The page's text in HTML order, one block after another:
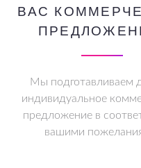
ВАС
Мы подготавливаем
индивидуальное
предложение в
вашими